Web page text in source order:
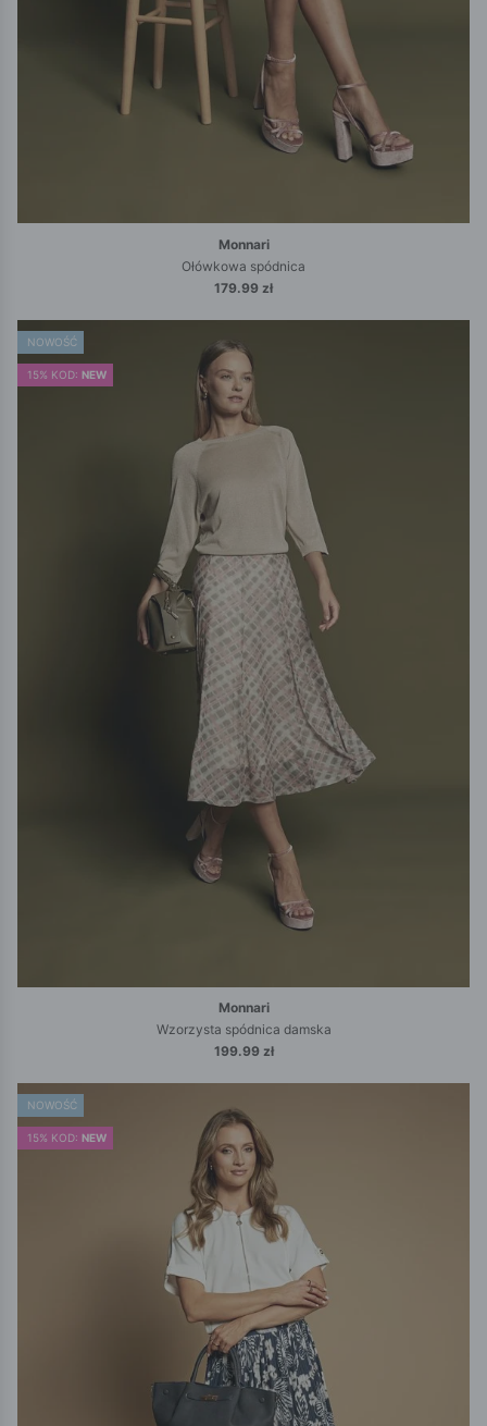
Monnari
Ołówkowa spódnica
179.99 zł
NOWOŚĆ
15% KOD: NEW
Monnari
Wzorzysta spódnica damska
199.99 zł
NOWOŚĆ
15% KOD: NEW